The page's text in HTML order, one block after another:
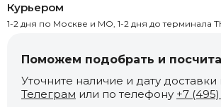
Курьером
1-2 дня по Москве и МО, 1-2 дня до терминала
Поможем подобрать и
Уточните наличие и дату доставки
Телеграм или по телефону +7